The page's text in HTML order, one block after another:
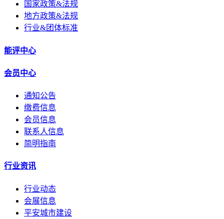
国家政策&法规
地方政策&法规
行业&团体标准
能评中心
会员中心
通知公告
缴费信息
会员信息
联系人信息
简明指南
行业资讯
行业动态
会展信息
平安城市建设